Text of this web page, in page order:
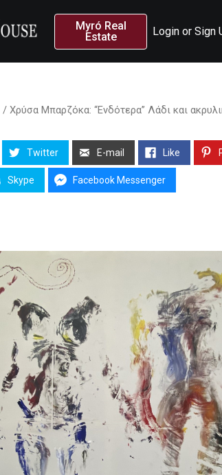
Myró Real
Estate
Login or Sign
/ Χρύσα Μπαρζόκα: “Ενδότερα” Λάδι και
Twitter E-mail Like
Skype Facebook Messenger